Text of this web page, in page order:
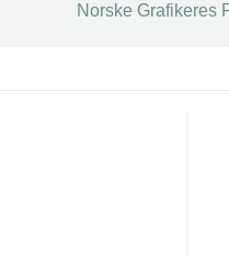
Norske Grafikeres